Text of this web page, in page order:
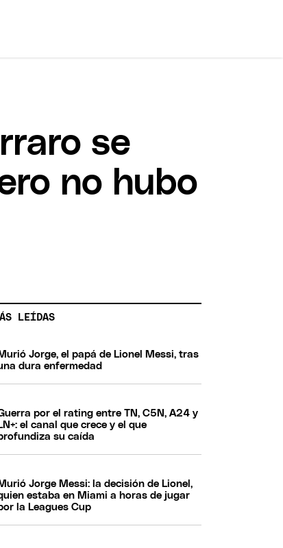
se
no hubo
LEÍDAS
Jorge, el papá de Lionel Messi, tras
dura enfermedad
por el rating entre TN, C5N, A24 y
el canal que crece y el que
su caída
Jorge Messi: la decisión de Lionel,
estaba en Miami a horas de jugar
la Leagues Cup